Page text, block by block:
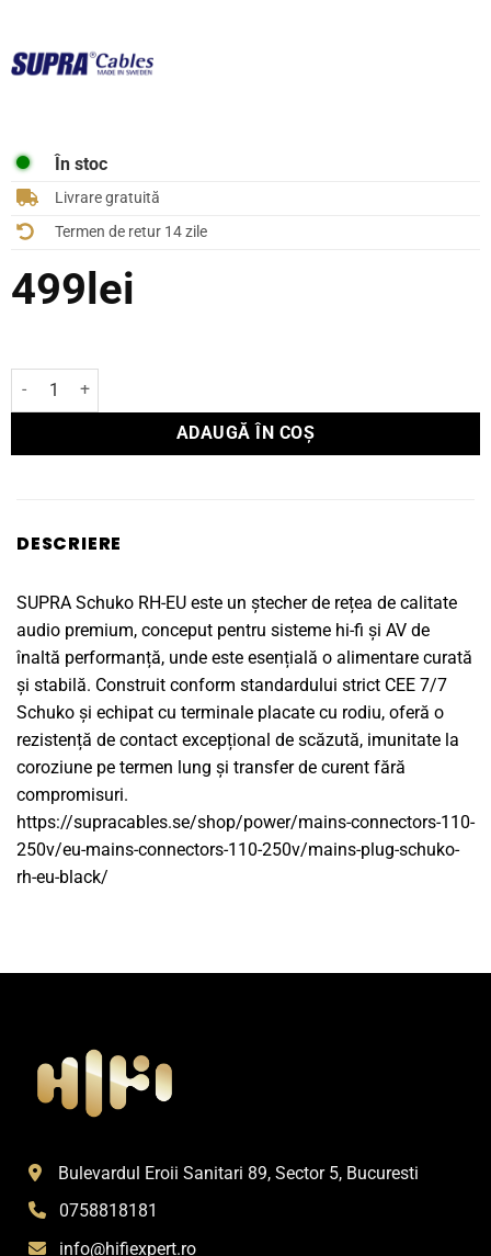
În stoc
Livrare gratuită
Termen de retur 14 zile
499lei
Cantitate CONECTOR Supra MAINS PLUG SCHUKO RH-EU BLACK
ADAUGĂ ÎN COȘ
DESCRIERE
SUPRA Schuko RH-EU este un ștecher de rețea de calitate
audio premium, conceput pentru sisteme hi-fi și AV de
înaltă performanță, unde este esențială o alimentare curată
și stabilă. Construit conform standardului strict CEE 7/7
Schuko și echipat cu terminale placate cu rodiu, oferă o
rezistență de contact excepțional de scăzută, imunitate la
coroziune pe termen lung și transfer de curent fără
compromisuri.
https://supracables.se/shop/power/mains-connectors-110-
250v/eu-mains-connectors-110-250v/mains-plug-schuko-
rh-eu-black/
Bulevardul Eroii Sanitari 89, Sector 5, Bucuresti
0758818181
info@hifiexpert.ro